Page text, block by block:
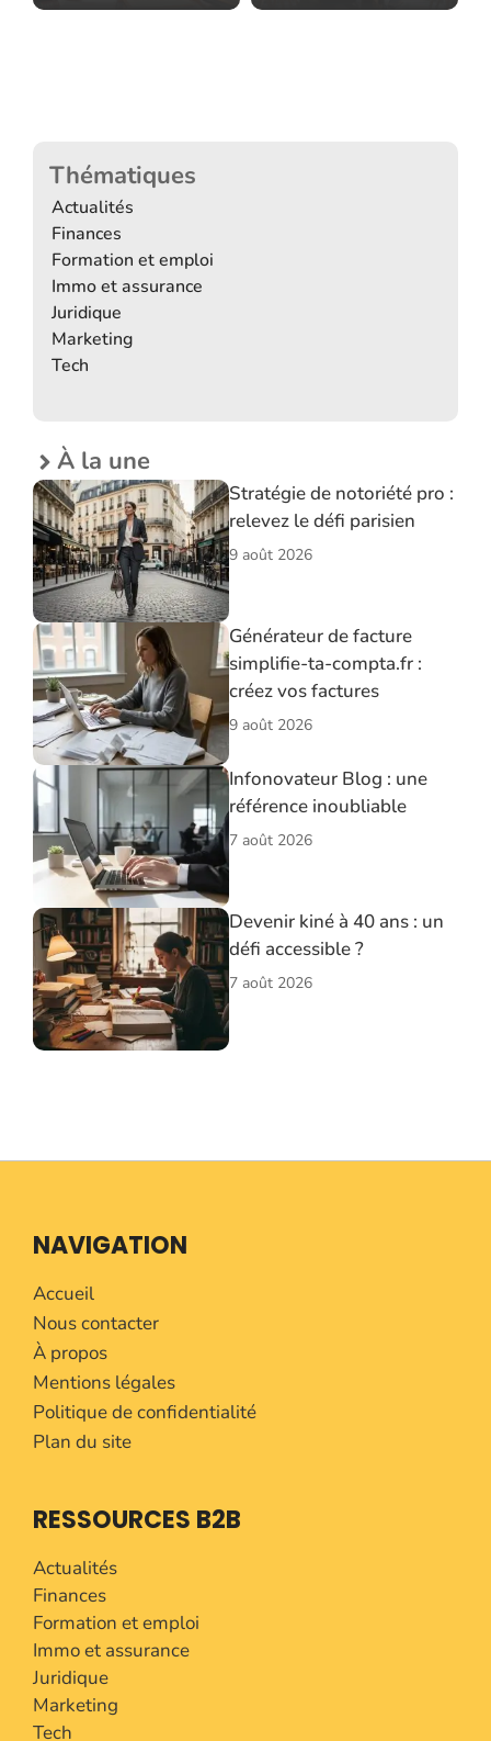
Thématiques
Actualités
Finances
Formation et emploi
Immo et assurance
Juridique
Marketing
Tech
À la une
Stratégie de notoriété pro :
relevez le défi parisien
9 août 2026
Générateur de facture
simplifie-ta-compta.fr :
créez vos factures
9 août 2026
Infonovateur Blog : une
référence inoubliable
7 août 2026
Devenir kiné à 40 ans : un
défi accessible ?
7 août 2026
NAVIGATION
Accueil
Nous contacter
À propos
Mentions légales
Politique de confidentialité
Plan du site
RESSOURCES B2B
Actualités
Finances
Formation et emploi
Immo et assurance
Juridique
Marketing
Tech